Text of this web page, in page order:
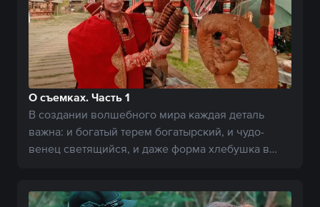
О съемках. Часть 1
В создании волшебного мира каждая деталь
важна: и богатый терем богатырский, и чудо-
венец светящийся, и даже форма хлебушка в